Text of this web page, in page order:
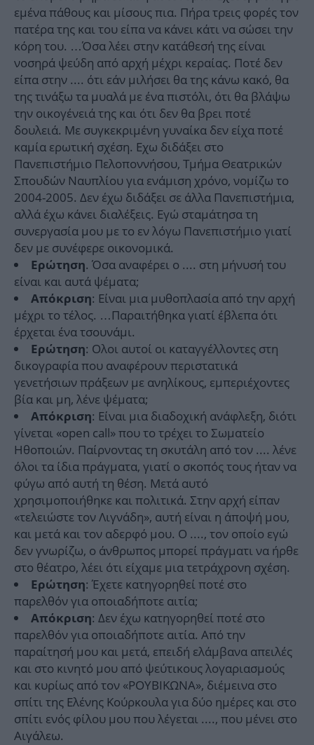
εμένα πάθους και μίσους πια. Πήρα τρεις φορές τον
πατέρα της και του είπα να κάνει κάτι να σώσει την
κόρη του. …Όσα λέει στην κατάθεσή της είναι
νοσηρά ψεύδη από αρχή μέχρι κεραίας. Ποτέ δεν
είπα στην .... ότι εάν μιλήσει θα της κάνω κακό, θα
της τινάξω τα μυαλά με ένα πιστόλι, ότι θα βλάψω
την οικογένειά της και ότι δεν θα βρει ποτέ
δουλειά. Με συγκεκριμένη γυναίκα δεν είχα ποτέ
καμία ερωτική σχέση. Εχω διδάξει στο
Πανεπιστήμιο Πελοποννήσου, Τμήμα Θεατρικών
Σπουδών Ναυπλίου για ενάμιση χρόνο, νομίζω το
2004-2005. Δεν έχω διδάξει σε άλλα Πανεπιστήμια,
αλλά έχω κάνει διαλέξεις. Εγώ σταμάτησα τη
συνεργασία μου με το εν λόγω Πανεπιστήμιο γιατί
δεν με συνέφερε οικονομικά.
Ερώτηση. Όσα αναφέρει ο .... στη μήνυσή του
είναι και αυτά ψέματα;
Απόκριση: Είναι μια μυθοπλασία από την αρχή
μέχρι το τέλος. …Παραιτήθηκα γιατί έβλεπα ότι
έρχεται ένα τσουνάμι.
Ερώτηση: Ολοι αυτοί οι καταγγέλλοντες στη
δικογραφία που αναφέρουν περιστατικά
γενετήσιων πράξεων με ανηλίκους, εμπεριέχοντες
βία και μη, λένε ψέματα;
Απόκριση: Είναι μια διαδοχική ανάφλεξη, διότι
γίνεται «open call» που το τρέχει το Σωματείο
Ηθοποιών. Παίρνοντας τη σκυτάλη από τον .... λένε
όλοι τα ίδια πράγματα, γιατί ο σκοπός τους ήταν να
φύγω από αυτή τη θέση. Μετά αυτό
χρησιμοποιήθηκε και πολιτικά. Στην αρχή είπαν
«τελειώστε τον Λιγνάδη», αυτή είναι η άποψή μου,
και μετά και τον αδερφό μου. Ο ...., τον οποίο εγώ
δεν γνωρίζω, ο άνθρωπος μπορεί πράγματι να ήρθε
στο θέατρο, λέει ότι είχαμε μια τετράχρονη σχέση.
Ερώτηση: Έχετε κατηγορηθεί ποτέ στο
παρελθόν για οποιαδήποτε αιτία;
Απόκριση: Δεν έχω κατηγορηθεί ποτέ στο
παρελθόν για οποιαδήποτε αιτία. Από την
παραίτησή μου και μετά, επειδή ελάμβανα απειλές
και στο κινητό μου από ψεύτικους λογαριασμούς
και κυρίως από τον «ΡΟΥΒΙΚΩΝΑ», διέμεινα στο
σπίτι της Ελένης Κούρκουλα για δύο ημέρες και στο
σπίτι ενός φίλου μου που λέγεται ...., που μένει στο
Αιγάλεω.